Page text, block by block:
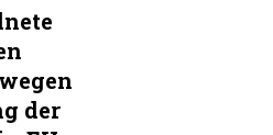
der